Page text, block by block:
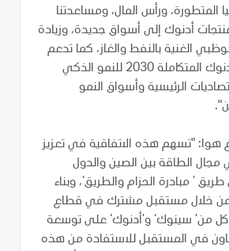
المتطورة، ورأس المال، ومساعدتنا
أدنوك إلى أسواق جديدة، وزيادة
الغنية بالنفط والغاز، كما تدعم
تنفيذ استراتيجية أدنوك المتكاملة 2030 للنمو الذكي
الرئيسية وأسواق النمو
هوا: "تسهم هذه الاتفاقية في تعزيز
مجال الطاقة بين الصين والدول
’ مبادرة الحزام والطريق‘، وبناء
من خلال مستقبل مشترك في قطاع
من’ سينوك‘ و’أدنوك‘ على توسعة
في المستقبل للاستفادة من هذه